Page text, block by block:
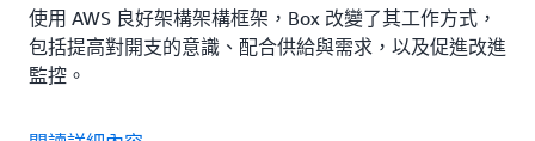
使用 AWS 良好架構架構框架，Box 改變了其工作方式，
包括提高對開支的意識、配合供給與需求，以及促進改進
監控。